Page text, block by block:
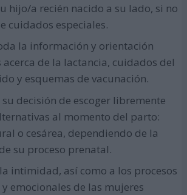
hijo/a recién nacido a su lado, si no
cuidados especiales.
la información y orientación
acerca de la lactancia, cuidados del
y esquemas de vacunación.
decisión de escoger libremente
al momento del parto:
o cesárea, dependiendo de la
su proceso prenatal.
intimidad, así como a los procesos
emocionales de las mujeres